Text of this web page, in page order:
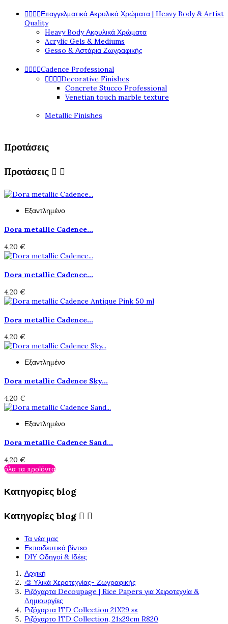
Επαγγελματικά Ακρυλικά Χρώματα | Heavy Body & Artist
Quality
Heavy Body Ακρυλικά Χρώματα
Acrylic Gels & Mediums
Gesso & Αστάρια Ζωγραφικής
Cadence Professional
Decorative Finishes
Concrete Stucco Professional
Venetian touch marble texture
Metallic Finishes
Προτάσεις
Προτάσεις  
Εξαντλημένο
Dora metallic Cadence...
4,20 €
Dora metallic Cadence...
4,20 €
Dora metallic Cadence...
4,20 €
Εξαντλημένο
Dora metallic Cadence Sky...
4,20 €
Εξαντλημένο
Dora metallic Cadence Sand...
4,20 €
όλα τα προϊόντα
Κατηγορίες blog
Κατηγορίες blog  
Τα νέα μας
Εκπαιδευτικά βίντεο
DIY Οδηγοί & Ιδέες
Αρχική
🎨 Υλικά Χεροτεχνίας- Ζωγραφικής
Ριζόχαρτα Decoupage | Rice Papers για Χειροτεχνία &
Δημιουργίες
Ριζόχαρτα ITD Collection 21X29 εκ
Ριζόχαρτο ITD Collection, 21x29cm R820